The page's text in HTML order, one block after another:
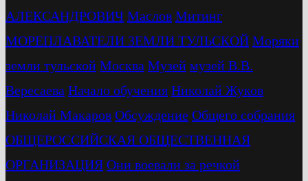
АЛЕКСАНДРОВИЧ Маслов Митинг
МОРЕПЛАВАТЕЛИ ЗЕМЛИ ТУЛЬСКОЙ Моряки
земли тульской Москва Музей музей В.В.
Вересаева Начало обучения Николай Жуков
Николай Макаров Обсуждение Общего собрания
ОБЩЕРОССИЙСКАЯ ОБЩЕСТВЕННАЯ
ОРГАНИЗАЦИЯ Они воевали за речкой